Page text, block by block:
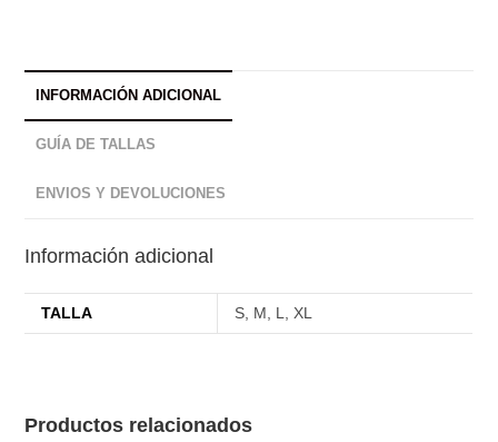
INFORMACIÓN ADICIONAL
GUÍA DE TALLAS
ENVIOS Y DEVOLUCIONES
Información adicional
TALLA S, M, L, XL
Productos relacionados